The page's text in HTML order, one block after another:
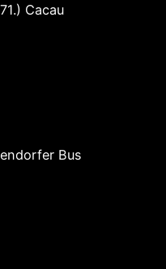
Cacau
Bus